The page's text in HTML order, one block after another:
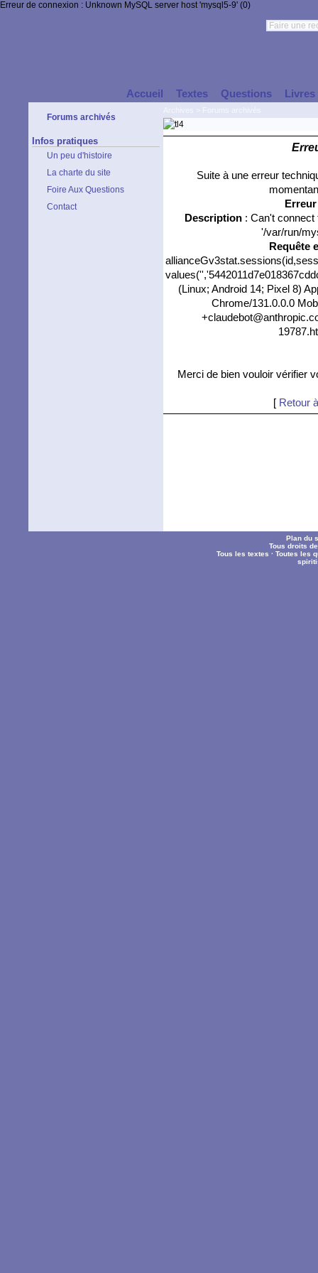
Erreur de connexion : Unknown MySQL server host 'mysql5-9' (0)
Accueil Textes Questions Livres
Forums archivés
Infos pratiques
Un peu d'histoire
La charte du site
Foire Aux Questions
Contact
Suite à une erreur
Description: Can't connect
'/var/run/
Requête
(Linux; Android 14; Pixel 8)
Chrome/131.0.0.0
Merci de bien vouloir vérifier
[ Retour
Plan du
Tous droits
Tous les textes ·Toutes les